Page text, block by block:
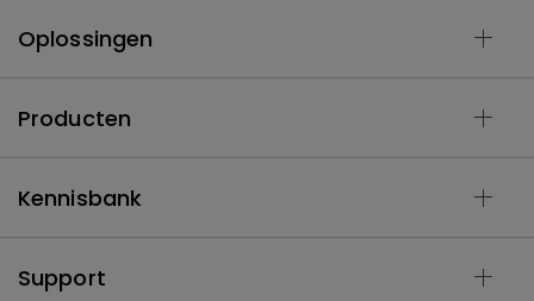
Oplossingen
Producten
Kennisbank
Support